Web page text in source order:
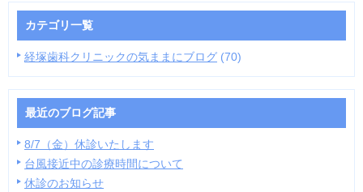
カテゴリ一覧
経塚歯科クリニックの気ままにブログ (70)
最近のブログ記事
8/7（金）休診いたします
台風接近中の診療時間について
休診のお知らせ